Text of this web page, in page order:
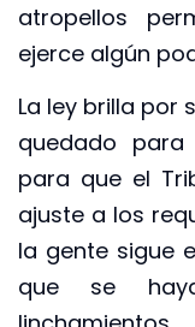
atropellos
ejerce algún
La ley brilla por
quedado
para que el
ajuste a los
la gente sigue
que se